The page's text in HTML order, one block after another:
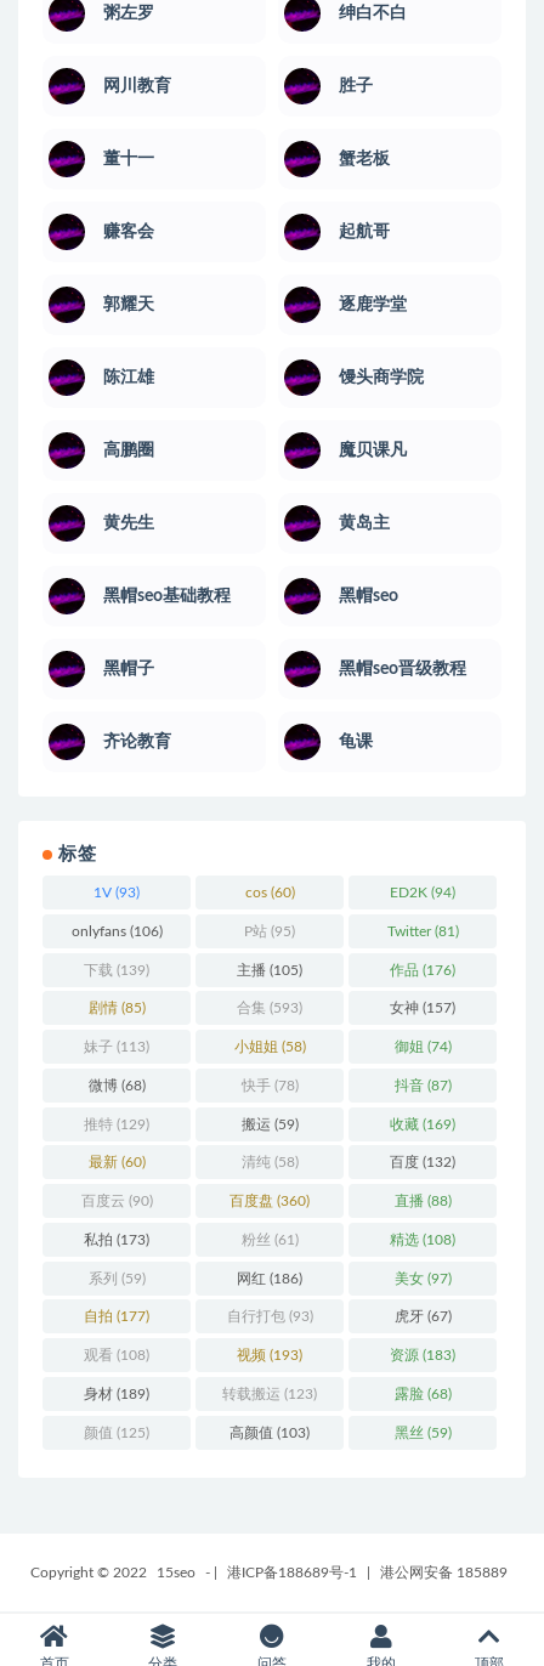
粥左罗 绅白不白
网川教育 ​胜子
董十一 蟹老板
赚客会 起航哥
郭耀天 逐鹿学堂
陈江雄 馒头商学院
高鹏圈 魔贝课凡
黄先生 黄岛主
黑帽seo基础教程 黑帽seo
黑帽子 黑帽seo晋级教程
齐论教育 龟课
标签
1V (93) cos(60) ED2K (94)
onlyfans(106) P站 (95) Twitter(81)
下载 (139) 主播 (105) 作品 (176)
剧情(85) 合集 (593) 女神 (157)
妹子 (113) 小姐姐 (58) 御姐 (74)
微博(68) 快手(78) 抖音(87)
推特 (129) 搬运 (59) 收藏 (169)
最新(60) 清纯(58) 百度 (132)
百度云 (90) 百度盘 (360) 直播(88)
私拍 (173) 粉丝 (61) 精选 (108)
系列 (59) 网红 (186) 美女(97)
自拍 (177) 自行打包(93) 虎牙(67)
观看 (108) 视频 (193) 资源 (183)
身材 (189) 转载搬运 (123) 露脸(68)
颜值 (125) 高颜值 (103) 黑丝 (59)
Copyright © 2022 15seo - 港ICP备188689号-1 港公网安备 185889